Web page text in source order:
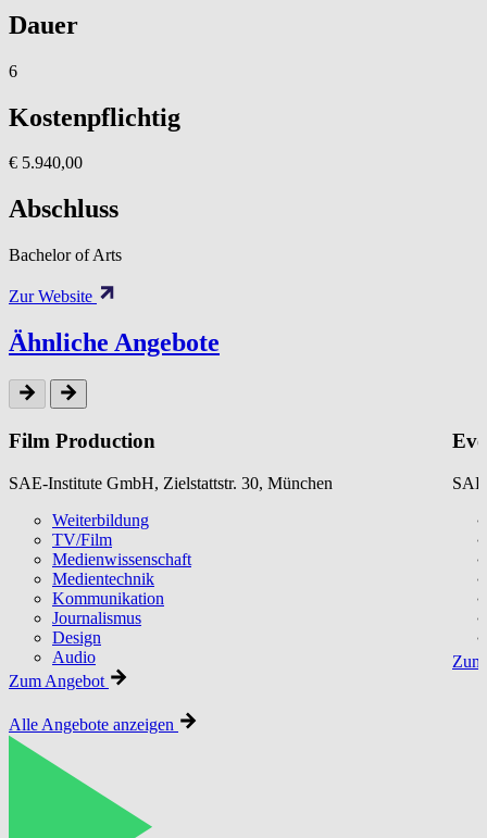
Dauer
6
Kostenpflichtig
€ 5.940,00
Abschluss
Bachelor of Arts
Zur Website
Ähnliche Angebote
Film Production
SAE-Institute GmbH, Zielstattstr. 30, München
Weiterbildung
TV/Film
Medienwissenschaft
Medientechnik
Kommunikation
Journalismus
Design
Audio
Zum Angebot
Alle Angebote anzeigen